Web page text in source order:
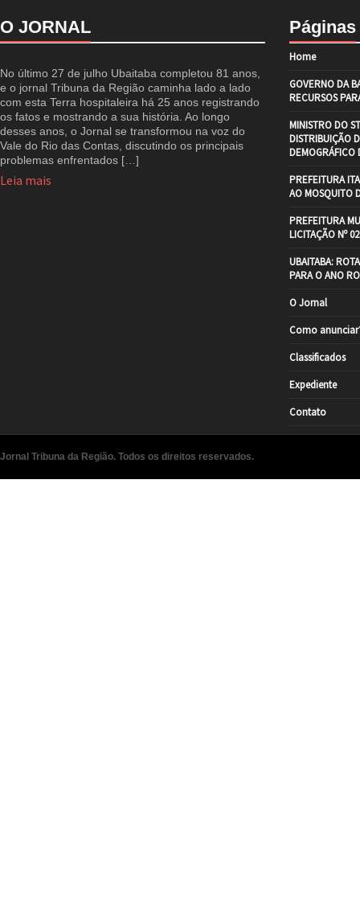
O JORNAL
No último 27 de julho Ubaitaba completou 81 anos,
e o jornal Tribuna da Região caminha lado a lado
com esta Terra hospitaleira há 25 anos registrando
os fatos e mostrando a sua história. Ao longo
desses anos, o Jornal se transformou na voz do
Vale do Rio das Contas, discutindo os principais
problemas enfrentados […]
Leia mais
Páginas
Home
GOVERNO DA
RECURSOS
MINISTRO DO
DISTRIBUIÇÃO
DEMOGRÁFICO
PREFEITURA
AO MOSQUITO
PREFEITURA
LICITAÇÃO Nº
UBAITABA:
PARA O ANO
O Jornal
Como
Classificados
Expediente
Contato
Jornal Tribuna da Região. Todos os direitos reservados.